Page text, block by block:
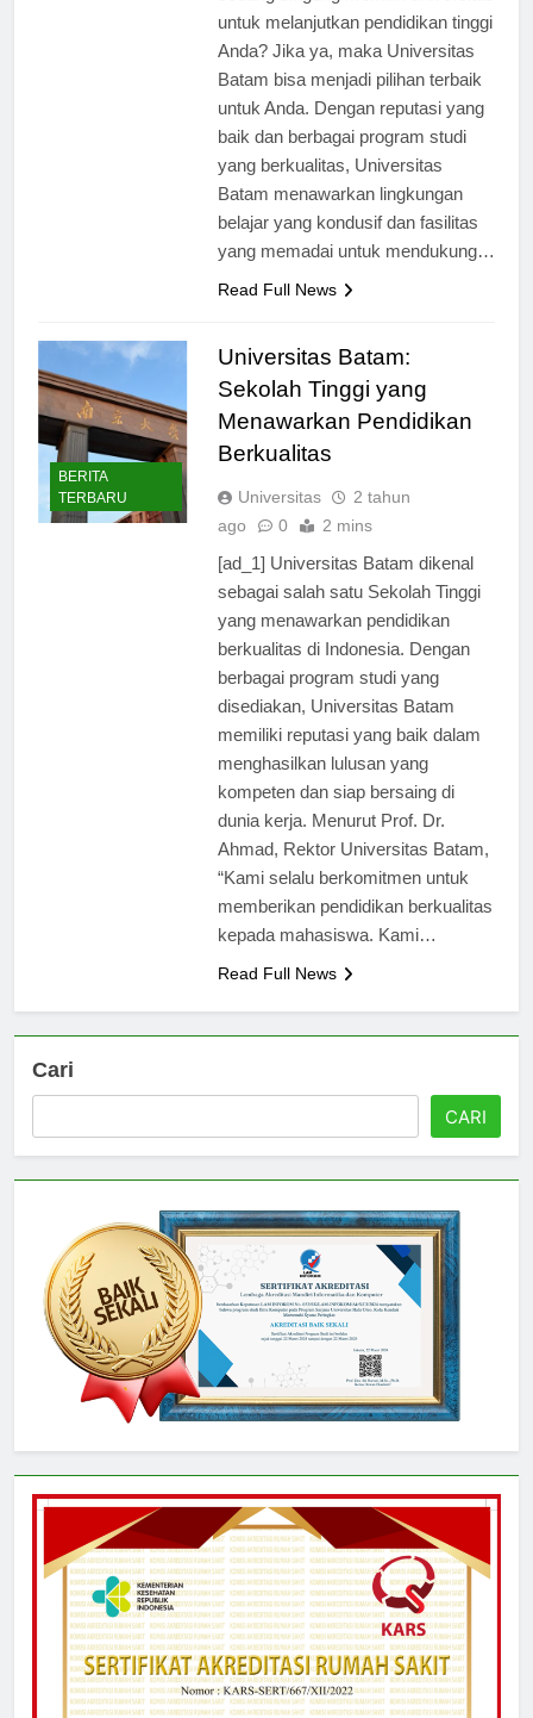
sedang bingung memilih universitas
untuk melanjutkan pendidikan tinggi
Anda? Jika ya, maka Universitas
Batam bisa menjadi pilihan terbaik
untuk Anda. Dengan reputasi yang
baik dan berbagai program studi
yang berkualitas, Universitas
Batam menawarkan lingkungan
belajar yang kondusif dan fasilitas
BERITA
TERBARU
Universitas Batam:
Sekolah Tinggi yang
Menawarkan Pendidikan
Universitas
2 tahun
[ad_1] Universitas Batam dikenal
sebagai salah satu Sekolah Tinggi
yang menawarkan pendidikan
berkualitas di Indonesia. Dengan
berbagai program studi yang
disediakan, Universitas Batam
memiliki reputasi yang baik dalam
menghasilkan lulusan yang
kompeten dan siap bersaing di
dunia kerja. Menurut Prof. Dr.
Ahmad, Rektor Universitas Batam,
“Kami selalu berkomitmen untuk
memberikan pendidikan berkualitas
Cari
CARI